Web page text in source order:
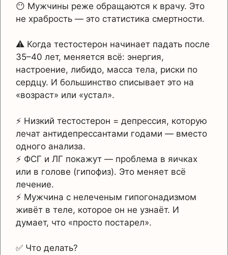
😶 Мужчины реже обращаются к врачу. Это
не храбрость — это статистика смертности.
⚠️ Когда тестостерон начинает падать после
35–40 лет, меняется всё: энергия,
настроение, либидо, масса тела, риски по
сердцу. И большинство списывает это на
«возраст» или «устал».
⚡ Низкий тестостерон = депрессия, которую
лечат антидепрессантами годами — вместо
одного анализа.
⚡ ФСГ и ЛГ покажут — проблема в яичках
или в голове (гипофиз). Это меняет всё
лечение.
⚡ Мужчина с нелеченым гипогонадизмом
живёт в теле, которое он не узнаёт. И
думает, что «просто постарел».
✅ Что делать?